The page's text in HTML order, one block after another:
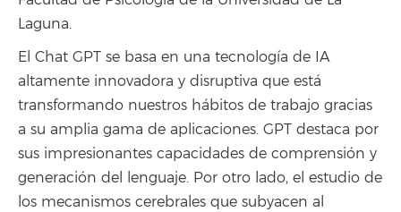
Laguna.
El Chat GPT se basa en una tecnología de IA
altamente innovadora y disruptiva que está
transformando nuestros hábitos de trabajo gracias
a su amplia gama de aplicaciones. GPT destaca por
sus impresionantes capacidades de comprensión y
generación del lenguaje. Por otro lado, el estudio de
los mecanismos cerebrales que subyacen al